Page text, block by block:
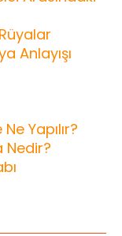
Anlayışı
Yapılır?
Nedir?